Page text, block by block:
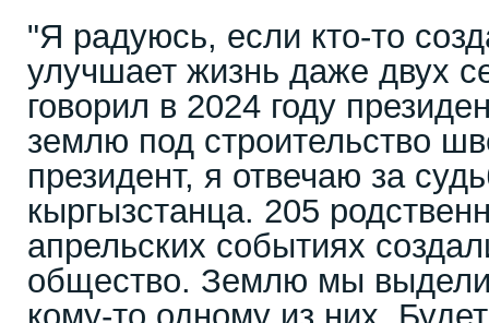
"Я радуюсь, если кто-то
улучшает жизнь даже двух
говорил в 2024 году
землю под строительство
президент, я отвечаю за
кыргызстанца. 205
апрельских событиях
общество. Землю мы